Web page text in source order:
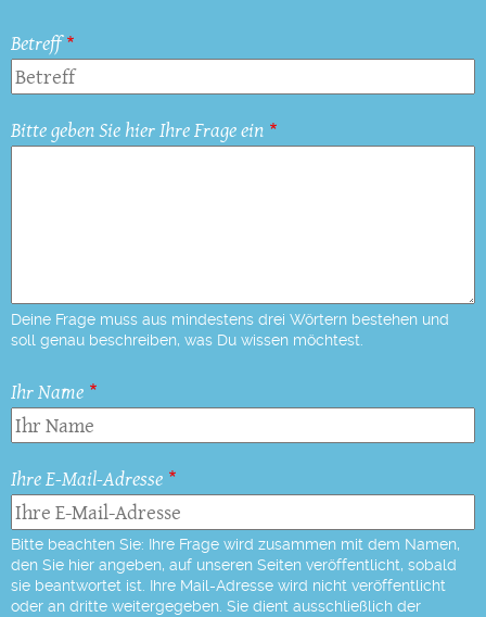
Betreff
Bitte geben Sie hier Ihre Frage ein
Deine Frage muss aus mindestens drei Wörtern bestehen und
soll genau beschreiben, was Du wissen möchtest.
Ihr Name
Ihre E-Mail-Adresse
Bitte beachten Sie: Ihre Frage wird zusammen mit dem Namen,
den Sie hier angeben, auf unseren Seiten veröffentlicht, sobald
sie beantwortet ist. Ihre Mail-Adresse wird nicht veröffentlicht
oder an dritte weitergegeben. Sie dient ausschließlich der